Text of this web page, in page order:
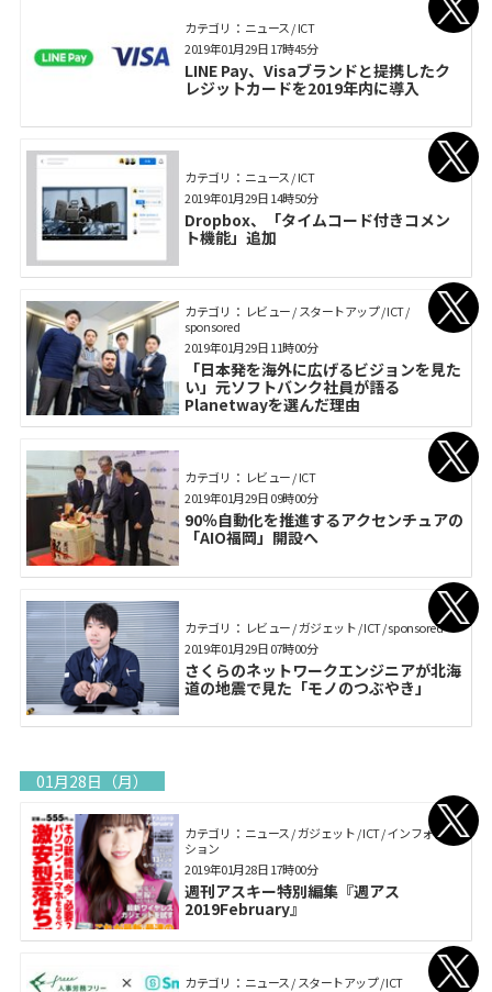
カテゴリ： ニュース / ICT
LINE Pay、Visaブランドと提携したク
レジットカードを2019年内に導入
2019年01月29日 17時45分
カテゴリ： ニュース / ICT
Dropbox、「タイムコード付きコメン
ト機能」追加
2019年01月29日 14時50分
カテゴリ： レビュー / スタートアップ / ICT /
sponsored
「日本発を海外に広げるビジョンを見た
い」元ソフトバンク社員が語る
Planetwayを選んだ理由
2019年01月29日 11時00分
カテゴリ： レビュー / ICT
90％自動化を推進するアクセンチュアの
「AIO福岡」開設へ
2019年01月29日 09時00分
カテゴリ： レビュー / ガジェット / ICT / sponsored
さくらのネットワークエンジニアが北海
道の地震で見た「モノのつぶやき」
2019年01月29日 07時00分
01月28日（月）
カテゴリ： ニュース / ガジェット / ICT / インフォメー
ション
週刊アスキー特別編集『週アス
2019February』
2019年01月28日 17時00分
カテゴリ： ニュース / スタートアップ / ICT